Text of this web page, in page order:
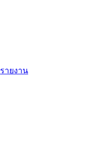
รายงาน